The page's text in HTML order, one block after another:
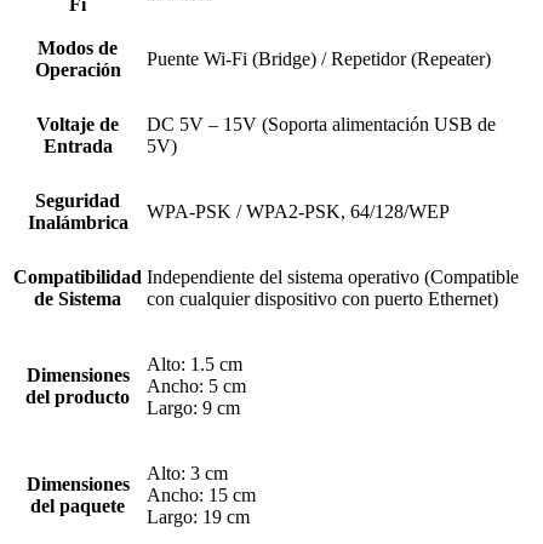
Modos de
Operación
Puente Wi-Fi (Bridge) / Repetidor (Repeater)
Voltaje de
Entrada
DC 5V – 15V (Soporta alimentación USB de
5V)
Seguridad
Inalámbrica
WPA-PSK / WPA2-PSK, 64/128/WEP
Compatibilidad
de Sistema
Independiente del sistema operativo (Compatible
con cualquier dispositivo con puerto Ethernet)
Dimensiones
del producto
Alto: 1.5 cm
Ancho: 5 cm
Largo: 9 cm
Dimensiones
del paquete
Alto: 3 cm
Ancho: 15 cm
Largo: 19 cm